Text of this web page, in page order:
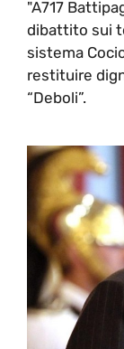
"A717
dibattito sui
sistema
restituire
“Deboli”.